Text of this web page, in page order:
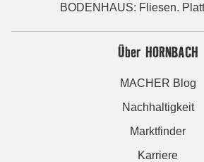
BODENHAUS: Fliesen.
Über HORNBACH
MACHER Blog
Nachhaltigkeit
Marktfinder
Karriere